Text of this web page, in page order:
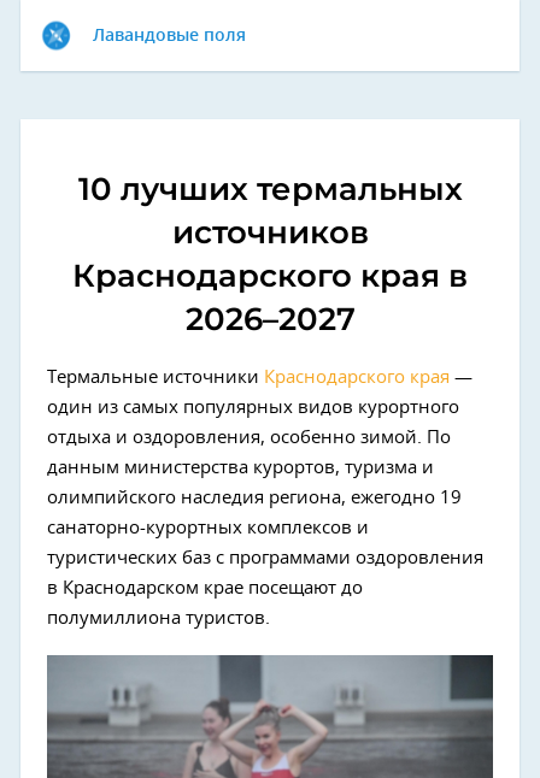
Лавандовые поля
10 лучших термальных
источников
Краснодарского края в
2026–2027
Термальные источники Краснодарского края —
один из самых популярных видов курортного
отдыха и оздоровления, особенно зимой. По
данным министерства курортов, туризма и
олимпийского наследия региона, ежегодно 19
санаторно-курортных комплексов и
туристических баз с программами оздоровления
в Краснодарском крае посещают до
полумиллиона туристов.